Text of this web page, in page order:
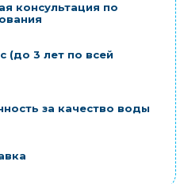
консультация по
(до 3 лет по всей
за качество воды